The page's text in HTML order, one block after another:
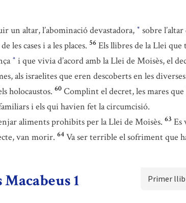
un altar, l’abominació devastadora, * sobre
les cases i a les places. 56 Els llibres de la Llei que
* i que vivia d’acord amb la Llei de Moisès, el
als israelites que eren descoberts en les
holocaustos. 60 Complint el decret, les mares
i els qui havien fet la circumcisió.
aliments prohibits per la Llei de Moisès. 63 Es
van morir. 64 Va ser terrible el sofriment que
1 Primer